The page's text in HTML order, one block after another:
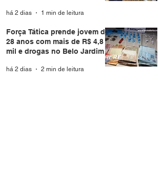
há 2 dias 1 min de leitura
Força Tática prende jovem de
28 anos com mais de R$ 4,8
mil e drogas no Belo Jardim I
há 2 dias 2 min de leitura